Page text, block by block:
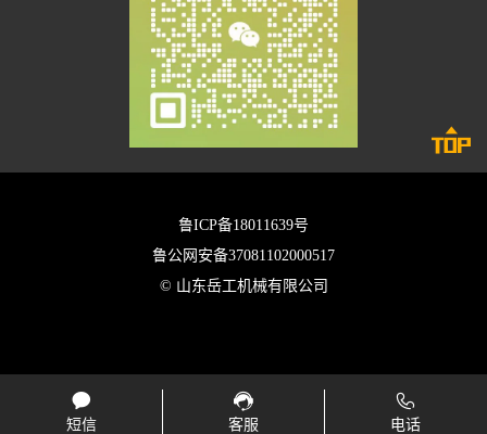
鲁ICP备18011639号
鲁公网安备37081102000517
© 山东岳工机械有限公司

短信

客服

电话
